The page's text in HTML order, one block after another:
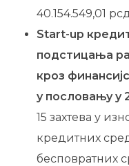
40.154.549,01
Start-up
подстицања
кроз
у пословању у
15 захтева у
кредитних
бесповратних